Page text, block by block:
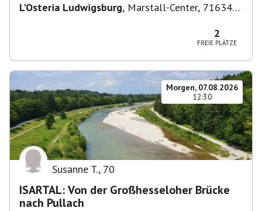
L'Osteria Ludwigsburg, Marstall-Center, 71634
2
FREIE PLÄTZE
Morgen, 07.08.2026
12:30
Susanne T., 70
ISARTAL: Von der Großhesseloher Brücke
nach Pullach